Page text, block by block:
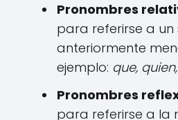
Pronombres
para referirse a un
anteriormente
ejemplo: que,
Pronombres
para referirse a la